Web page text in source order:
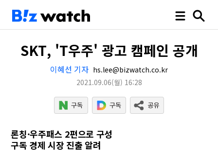
SKT, 'T우주' 광고 캠페인 공개
이혜선 기자 hs.lee@bizwatch.co.kr
2021.09.06(월) 16:28
론칭·우주패스 2편으로 구성
구독 경제 시장 진출 알려